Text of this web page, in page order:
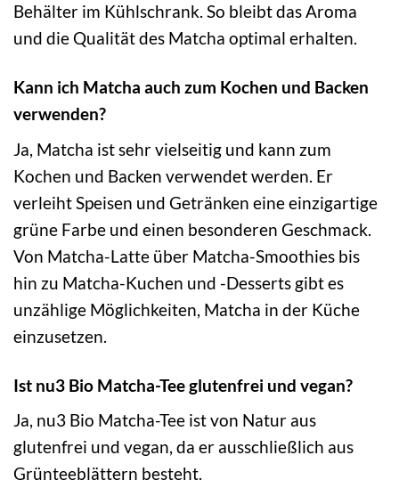
Behälter im Kühlschrank. So bleibt das Aroma
und die Qualität des Matcha optimal erhalten.
Kann ich Matcha auch zum Kochen und Backen
verwenden?
Ja, Matcha ist sehr vielseitig und kann zum
Kochen und Backen verwendet werden. Er
verleiht Speisen und Getränken eine einzigartige
grüne Farbe und einen besonderen Geschmack.
Von Matcha-Latte über Matcha-Smoothies bis
hin zu Matcha-Kuchen und -Desserts gibt es
unzählige Möglichkeiten, Matcha in der Küche
einzusetzen.
Ist nu3 Bio Matcha-Tee glutenfrei und vegan?
Ja, nu3 Bio Matcha-Tee ist von Natur aus
glutenfrei und vegan, da er ausschließlich aus
Grünteeblättern besteht.